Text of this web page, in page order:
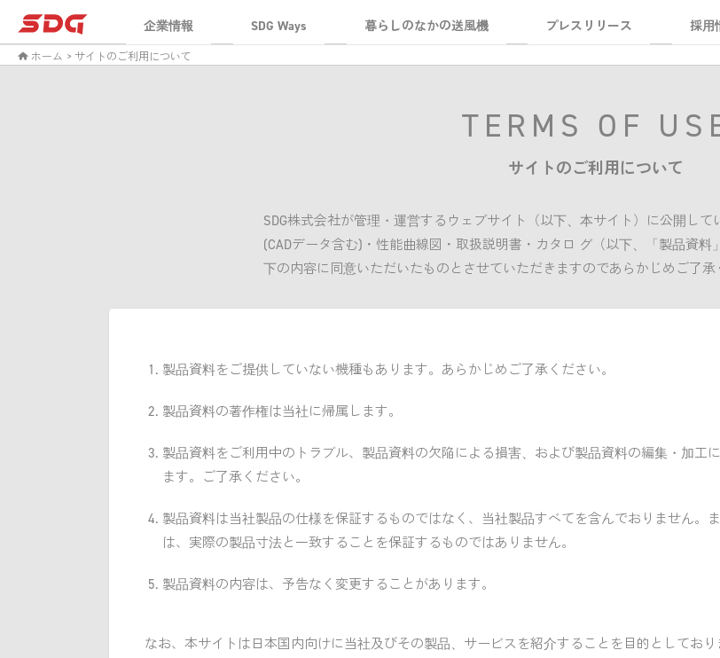
企業情報 SDG Ways 暮らしのなかの送風機 プレスリリース 採用
ホーム > サイトのご利用について
TERMS OF
サイトのご利用について
SDG株式会社が管理・運営するウェブサイト（以下、本サイト）に公開し
(CADデータ含む)・性能曲線図・取扱説明書・カタロ グ（以下、「製品資
下の内容に同意いただいたものとさせていただきますのであらかじめご了承
製品資料をご提供していない機種もあります。あらかじめご了承ください。
製品資料の著作権は当社に帰属します。
製品資料をご利用中のトラブル、製品資料の欠陥による損害、および製品資料の編集・加工
ます。ご了承ください。
製品資料は当社製品の仕様を保証するものではなく、当社製品すべてを含んでおりません。
は、実際の製品寸法と一致することを保証するものではありません。
製品資料の内容は、予告なく変更することがあります。
なお、本サイトは日本国内向けに当社及びその製品、サービスを紹介することを目的として